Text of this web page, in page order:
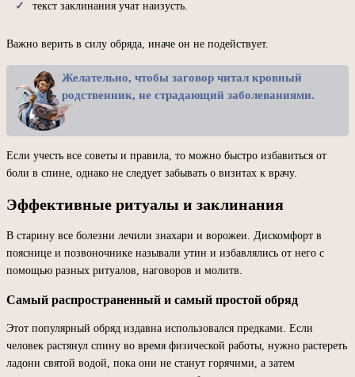
текст заклинания учат наизусть.
Важно верить в силу обряда, иначе он не подействует.
Желательно, чтобы заговор читал кровный
родственник, не страдающий заболеваниями.
Если учесть все советы и правила, то можно быстро избавиться от
боли в спине, однако не следует забывать о визитах к врачу.
Эффективные ритуалы и заклинания
В старину все болезни лечили знахари и ворожеи. Дискомфорт в
пояснице и позвоночнике называли утин и избавлялись от него с
помощью разных ритуалов, наговоров и молитв.
Самый распространенный и самый простой обряд
Этот популярный обряд издавна использовался предками. Если
человек растянул спину во время физической работы, нужно растереть
ладони святой водой, пока они не станут горячими, а затем